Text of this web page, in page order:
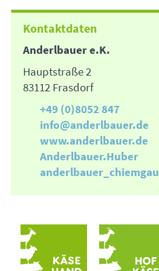
Kontaktdaten
Anderlbauer e.K.
Hauptstraße 2
83112 Frasdorf
+49 (0)8052 847
info@anderlbauer.de
www.anderlbauer.de
Anderlbauer.Huber
anderlbauer_chiemgau